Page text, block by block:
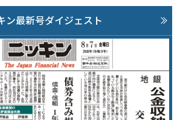
ン最新号ダイジェスト